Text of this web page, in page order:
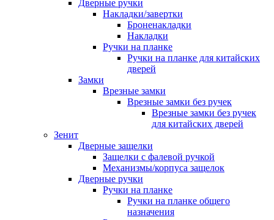
Дверные ручки
Накладки/завертки
Броненакладки
Накладки
Ручки на планке
Ручки на планке для китайских
дверей
Замки
Врезные замки
Врезные замки без ручек
Врезные замки без ручек
для китайских дверей
Зенит
Дверные защелки
Защелки с фалевой ручкой
Механизмы/корпуса защелок
Дверные ручки
Ручки на планке
Ручки на планке общего
назначения